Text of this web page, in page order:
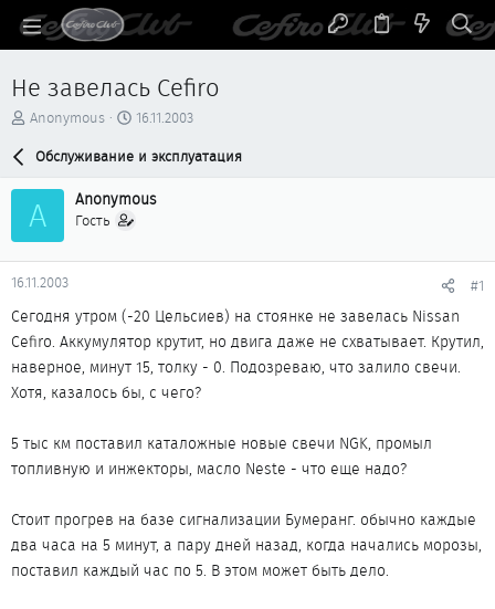
Не завелась Cefiro
А
р
т
м
ы
Anonymous
Д
т
н
а
16.11.2003
Обслуживание и эксплуатация
A Anonymous
Гость
16.11.2003 #1
Сегодня утром (-20 Цельсиев) на стоянке не завелась Nissan
Cefiro. Аккумулятор крутит, но двига даже не схватывает. Крутил,
наверное, минут 15, толку - 0. Подозреваю, что залило свечи.
Хотя, казалось бы, с чего?
5 тыс км поставил каталожные новые свечи NGK, промыл
топливную и инжекторы, масло Neste - что еще надо?
Стоит прогрев на базе сигнализации Бумеранг. обычно каждые
два часа на 5 минут, а пару дней назад, когда начались морозы,
поставил каждый час по 5. В этом может быть дело.